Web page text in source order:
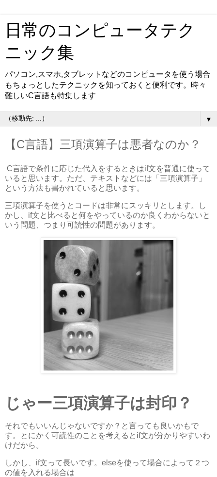
日常のコンピュータテク
ニック集
パソコン,スマホ,タブレットなどのコンピュータを使う場合
もちょっとしたテクニックを知っておくと便利です。時々
難しいC言語も特集します
▼
【C言語】三項演算子は悪者なのか？
C言語で条件に応じた代入をするときはif文を普通に使って
いると思います。ただ、テキストなどには「三項演算子」
という方法も書かれていると思います。
三項演算子を使うとコードは非常にスッキリとします。し
かし、if文と比べると何をやっているのか良くわからないと
いう問題、つまり可読性の問題があります。
じゃー三項演算子は封印？
それでもいいんじゃないですか？と言っても良いかもで
す。とにかく可読性のことを考えるとif文が分かりやすいわ
けだから。
しかし、if文って長いです。elseを使って場合によって２つ
の値を入れる場合は